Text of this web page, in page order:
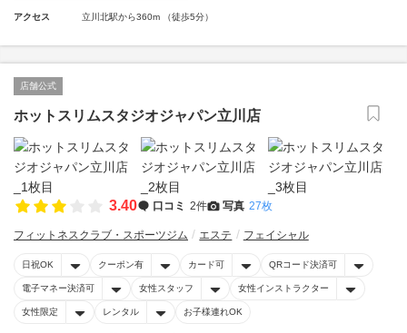
アクセス 立川北駅から360m （徒歩5分）
店舗公式
ホットスリムスタジオジャパン立川店
3.40 口コミ 2件 写真 27枚
フィットネスクラブ・スポーツジム エステ フェイシャル
日祝OK クーポン有 カード可 QRコード決済可
電子マネー決済可 女性スタッフ 女性インストラクター
女性限定 レンタル お子様連れOK